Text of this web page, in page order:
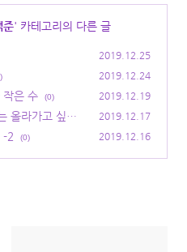
준' 카테고리의 다른 글
2019.12.25
2019.12.24
은 수 (0) 2019.12.19
올라가고 싶다 2019.12.17
-2 (0) 2019.12.16